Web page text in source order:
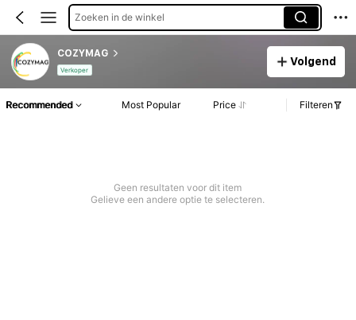
Zoeken in de winkel
COZYMAG
Verkoper
Volgend
Recommended Most Popular Price Filteren
Geen resultaten voor dit item
Gelieve een andere optie te selecteren.